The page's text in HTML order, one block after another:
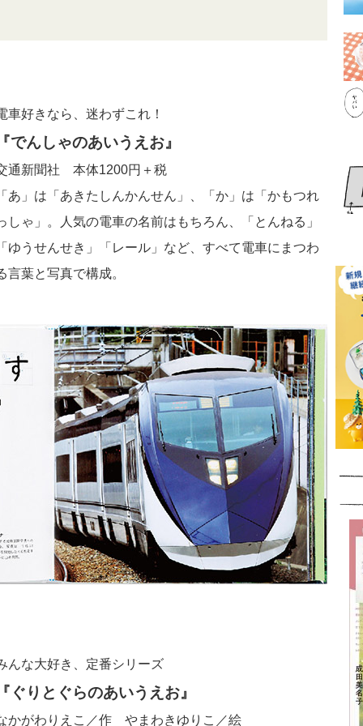
車好きなら、迷わずこれ！
でんしゃのあいうえお』
通新聞社 本体1200円＋税
あ」は「あきたしんかんせん」、「か」は「かもつれ
しゃ」。人気の電車の名前はもちろん、「とんねる」
ゆうせんせき」「レール」など、すべて電車にまつわ
言葉と写真で構成。
んな大好き、定番シリーズ
ぐりとぐらのあいうえお』
かがわりえこ／作 やまわきゆりこ／絵